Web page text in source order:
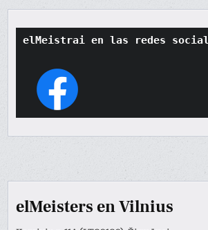
elMeistrai en las redes
elMeisters en Vilnius